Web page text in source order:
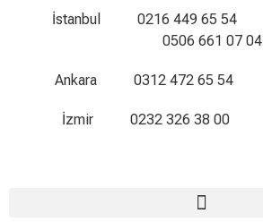
İstanbul 0216 449 65 54
0506 661 07 04
Ankara 0312 472 65 54
İzmir 0232 326 38 00